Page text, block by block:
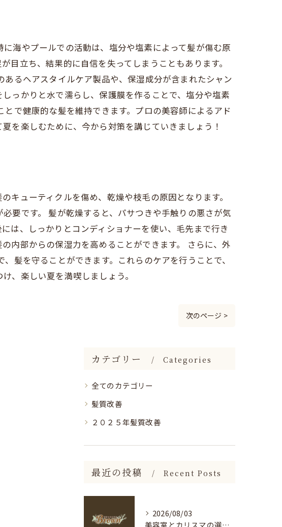
海やプールでの活動は、塩分や塩素によって髪が傷む原
立ち、結果的に自信を失ってしまうこともあります。
るヘアスタイルケア製品や、保湿成分が含まれたシャン
っかりと水で濡らし、保護膜を作ることで、塩分や塩素
で健康的な髪を維持できます。プロの美容師によるアド
を楽しむために、今から対策を講じていきましょう！
キューティクルを傷め、乾燥や枝毛の原因となります。
要です。 髪が乾燥すると、パサつきや手触りの悪さが気
は、しっかりとコンディショナーを使い、毛先まで行き
内部からの保湿力を高めることができます。 さらに、外
髪を守ることができます。これらのケアを行うことで、
、楽しい夏を満喫しましょう。
次のページ >
カテゴリー Categories
全てのカテゴリー
髪質改善
２０２５年髪質改善
最近の投稿 Recent Posts
2026/08/03
美容室とカリスマの選び方を神奈川県海老名市足柄下郡箱根町で徹底解説